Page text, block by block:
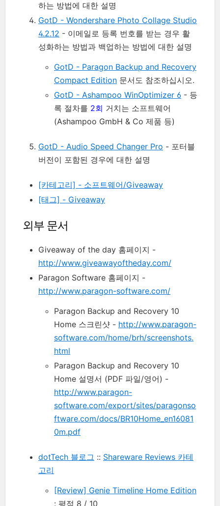
하는 방법에 대한 설명
GotD - Wondershare Photo Collage Studio
4.2.12 - 이메일로 등록 번호를 받는 경우 활
성화하는 방법과 백업하는 방법에 대한 설명
GotD - Paragon Backup and Recovery
Compact Edition 문서도 참조하십시오.
GotD - Ashampoo WinOptimizer 6 - 등
록 절차를 2회 거치는 소프트웨어
(Ashampoo GmbH & Co 제품 등)
GotD - Audio Speed Changer Pro - 포터블
버전이 포함된 경우에 대한 설명
[카테고리] - 소프트웨어/Giveaway
[태그] - Giveaway
외부 문서
Giveaway of the day 홈페이지 -
http://www.giveawayoftheday.com/
Paragon Software 홈페이지 -
http://www.paragon-software.com/
Paragon Backup and Recovery 10
Home 스크린샷 - http://www.paragon-
software.com/home/brh/screenshots.
html
Paragon Backup and Recovery 10
Home 설명서 (PDF 파일/영어) -
http://www.paragon-
software.com/export/sites/paragonso
ftware.com/docs/BR10Home_en16081
0m.pdf
dotTech 블로그 :: Shareware Reviews 카테
고리
[Review] Genie Timeline Home Edition
: 평점 8 / 10